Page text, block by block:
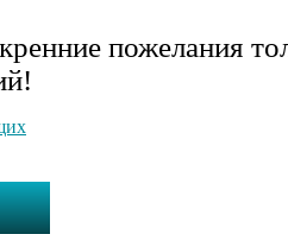
пожелания